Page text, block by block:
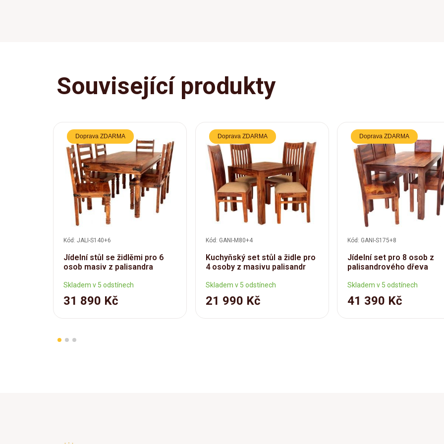
Související produkty
Doprava ZDARMA
Kód: JALI-S140+6
Jídelní stůl se židlěmi pro 6
osob masiv z palisandra
Skladem v 5 odstínech
31 890 Kč
Doprava ZDARMA
Kód: GANI-M80+4
Kuchyňský set stůl a židle pro
4 osoby z masivu palisandr
Skladem v 5 odstínech
21 990 Kč
Doprava ZDARMA
Kód: GANI-S175+8
Jídelní set pro 8 osob z
palisandrového dřeva
Skladem v 5 odstínech
41 390 Kč